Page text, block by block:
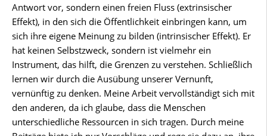
Antwort vor, sondern einen freien Fluss (extrinsischer
Effekt), in den sich die Öffentlichkeit einbringen kann, um
sich ihre eigene Meinung zu bilden (intrinsischer Effekt). Er
hat keinen Selbstzweck, sondern ist vielmehr ein
Instrument, das hilft, die Grenzen zu verstehen. Schließlich
lernen wir durch die Ausübung unserer Vernunft,
vernünftig zu denken. Meine Arbeit vervollständigt sich mit
den anderen, da ich glaube, dass die Menschen
unterschiedliche Ressourcen in sich tragen. Durch meine